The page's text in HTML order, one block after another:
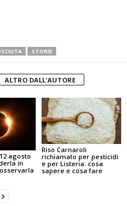
STORIE
ALTRO DALL'AUTORE
agosto
in
Riso Carnaroli
richiamato per pesticidi
e per Listeria: cosa
sapere e cosa fare